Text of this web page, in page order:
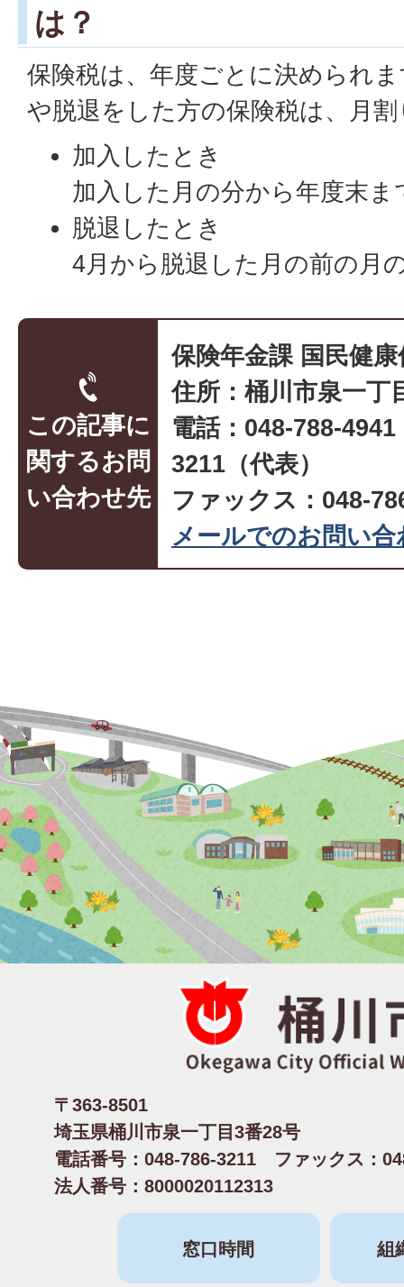
は？
保険税は、年度ごとに決められ
や脱退をした方の保険税は、月
加入したとき
加入した月の分から年度末ま
脱退したとき
4月から脱退した月の前の月
この記事に
関するお問
い合わせ先
保険年金課 国民健
住所：桶川市泉一丁
電話：048-788-
3211（代表）
ファックス：048-
メールでのお問い
〒363-8501
埼玉県桶川市泉一丁目3番28号
電話番号：048-786-3211 ファックス：
法人番号：8000020112313
窓口時間 組